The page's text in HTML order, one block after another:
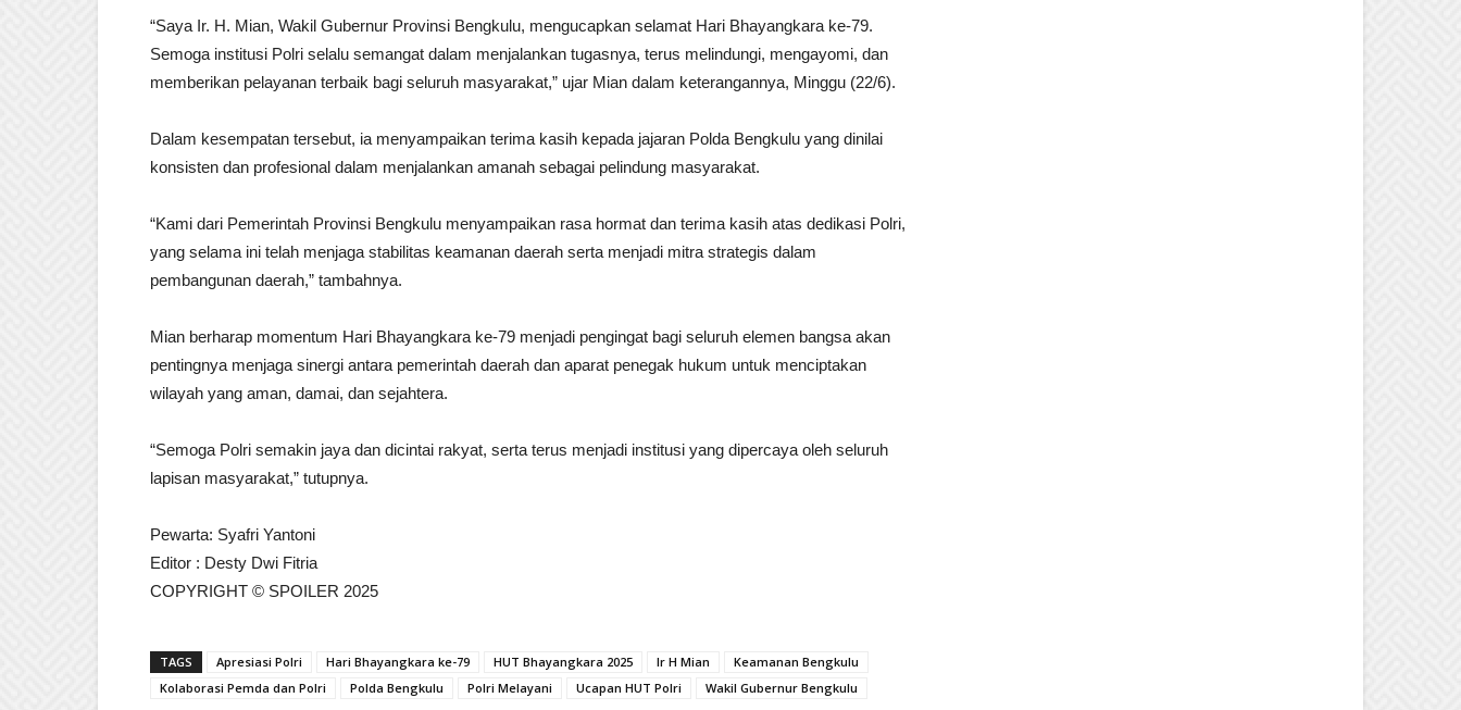
“Saya Ir. H. Mian, Wakil Gubernur Provinsi Bengkulu, mengucapkan selamat Hari Bhayangkara ke-79.
Semoga institusi Polri selalu semangat dalam menjalankan tugasnya, terus melindungi, mengayomi, dan
memberikan pelayanan terbaik bagi seluruh masyarakat,” ujar Mian dalam keterangannya, Minggu (22/6).
Dalam kesempatan tersebut, ia menyampaikan terima kasih kepada jajaran Polda Bengkulu yang dinilai
konsisten dan profesional dalam menjalankan amanah sebagai pelindung masyarakat.
“Kami dari Pemerintah Provinsi Bengkulu menyampaikan rasa hormat dan terima kasih atas dedikasi Polri,
yang selama ini telah menjaga stabilitas keamanan daerah serta menjadi mitra strategis dalam
pembangunan daerah,” tambahnya.
Mian berharap momentum Hari Bhayangkara ke-79 menjadi pengingat bagi seluruh elemen bangsa akan
pentingnya menjaga sinergi antara pemerintah daerah dan aparat penegak hukum untuk menciptakan
wilayah yang aman, damai, dan sejahtera.
“Semoga Polri semakin jaya dan dicintai rakyat, serta terus menjadi institusi yang dipercaya oleh seluruh
lapisan masyarakat,” tutupnya.
Pewarta: Syafri Yantoni
Editor : Desty Dwi Fitria
COPYRIGHT © SPOILER 2025
TAGS Apresiasi Polri Hari Bhayangkara ke-79 HUT Bhayangkara 2025 Ir H Mian
Keamanan Bengkulu
Kolaborasi Pemda dan Polri
Polda Bengkulu Polri Melayani Ucapan HUT Polri Wakil Gubernur Bengkulu